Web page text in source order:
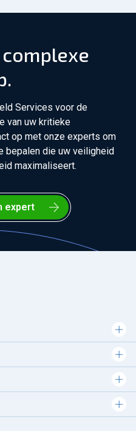
Services voor de
van uw kritieke
op met onze experts om
bepalen die uw veiligheid
maximaliseert.
expert